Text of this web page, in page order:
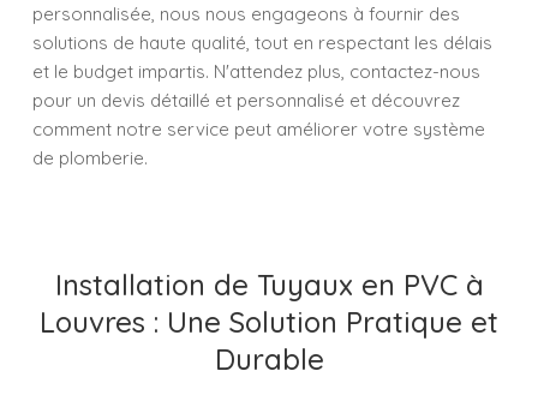
personnalisée, nous nous engageons à fournir des
solutions de haute qualité, tout en respectant les délais
et le budget impartis. N'attendez plus, contactez-nous
pour un devis détaillé et personnalisé et découvrez
comment notre service peut améliorer votre système
de plomberie.
Installation de Tuyaux en PVC à
Louvres : Une Solution Pratique et
Durable